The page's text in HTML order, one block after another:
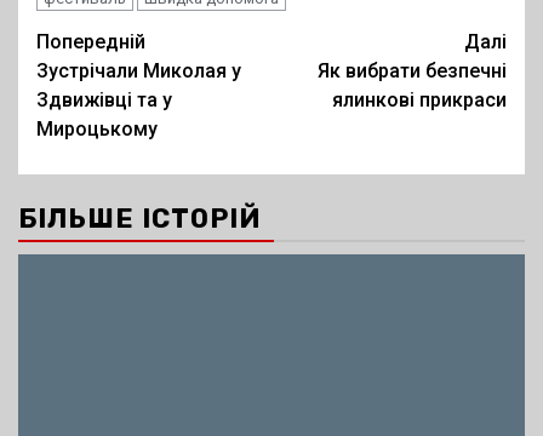
Post
navigation
Попередній
Зустрічали Миколая у
Здвижівці та у
Мироцькому
Далі
Як вибрати безпечні
ялинкові прикраси
БІЛЬШЕ ІСТОРІЙ